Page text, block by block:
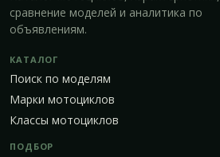
сравнение моделей и аналитика по
объявлениям.
КАТАЛОГ
Поиск по моделям
Марки мотоциклов
Классы мотоциклов
ПОДБОР